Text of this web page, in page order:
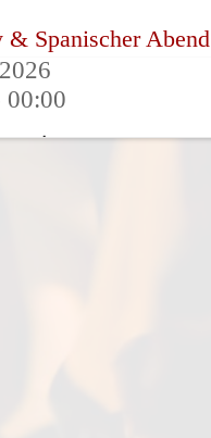
& Spanischer Abend
00:00